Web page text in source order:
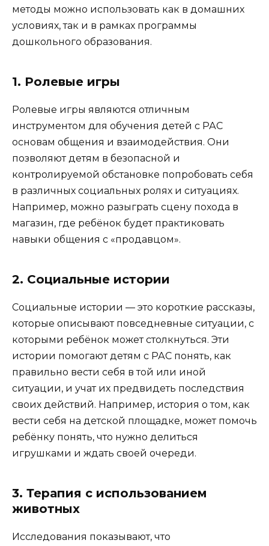
методы можно использовать как в домашних
условиях, так и в рамках программы
дошкольного образования.
1. Ролевые игры
Ролевые игры являются отличным
инструментом для обучения детей с РАС
основам общения и взаимодействия. Они
позволяют детям в безопасной и
контролируемой обстановке попробовать себя
в различных социальных ролях и ситуациях.
Например, можно разыграть сцену похода в
магазин, где ребёнок будет практиковать
навыки общения с «продавцом».
2. Социальные истории
Социальные истории — это короткие рассказы,
которые описывают повседневные ситуации, с
которыми ребёнок может столкнуться. Эти
истории помогают детям с РАС понять, как
правильно вести себя в той или иной
ситуации, и учат их предвидеть последствия
своих действий. Например, история о том, как
вести себя на детской площадке, может помочь
ребёнку понять, что нужно делиться
игрушками и ждать своей очереди.
3. Терапия с использованием
животных
Исследования показывают, что